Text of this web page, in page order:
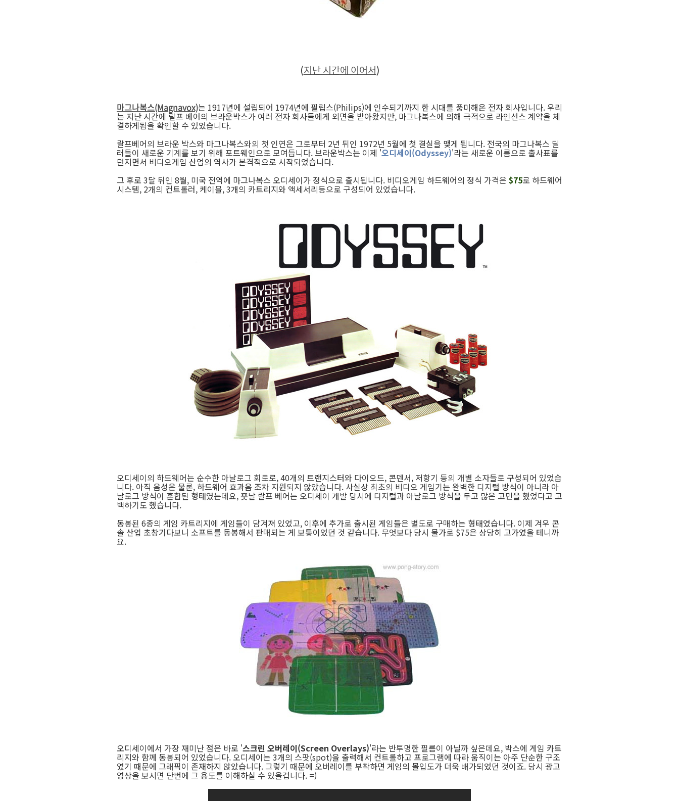
(지난 시간에 이어서)
마그나복스(Magnavox)는 1917년에 설립되어 1974년에 필립스(Philips)에 인수되기까지 한 시대를 풍미해온 전자 회사입니다. 우리
는 지난 시간에 랄프 베어의 브라운박스가 여러 전자 회사들에게 외면을 받아왔지만, 마그나복스에 의해 극적으로 라인선스 계약을 체
결하게됨을 확인할 수 있었습니다.
랄프베어의 브라운 박스와 마그나복스와의 첫 인연은 그로부터 2년 뒤인 1972년 5월에 첫 결실을 맺게 됩니다. 전국의 마그나복스 딜
러들이 새로운 기계를 보기 위해 포트웨인으로 모여듭니다. 브라운박스는 이제 '오디세이(Odyssey)'라는 새로운 이름으로 출사표를
던지면서 비디오게임 산업의 역사가 본격적으로 시작되었습니다.
그 후로 3달 뒤인 8월, 미국 전역에 마그나복스 오디세이가 정식으로 출시됩니다. 비디오게임 하드웨어의 정식 가격은 $75로 하드웨어
시스템, 2개의 컨트롤러, 케이블, 3개의 카트리지와 액세서리등으로 구성되어 있었습니다.
오디세이의 하드웨어는 순수한 아날로그 회로로, 40개의 트랜지스터와 다이오드, 콘덴서, 저항기 등의 개별 소자들로 구성되어 있었습
니다. 아직 음성은 물론, 하드웨어 효과음 조차 지원되지 않았습니다. 사실상 최초의 비디오 게임기는 완벽한 디지털 방식이 아니라 아
날로그 방식이 혼합된 형태였는데요, 훗날 랄프 베어는 오디세이 개발 당시에 디지털과 아날로그 방식을 두고 많은 고민을 했었다고 고
백하기도 했습니다.
동봉된 6종의 게임 카트리지에 게임들이 담겨져 있었고, 이후에 추가로 출시된 게임들은 별도로 구매하는 형태였습니다. 이제 겨우 콘
솔 산업 초창기다보니 소프트를 동봉해서 판매되는 게 보통이었던 것 같습니다. 무엇보다 당시 물가로 $75은 상당히 고가였을 테니까
요.
오디세이에서 가장 재미난 점은 바로 '스크린 오버레이(Screen Overlays)'라는 반투명한 필름이 아닐까 싶은데요, 박스에 게임 카트
리지와 함께 동봉되어 있었습니다. 오디세이는 3개의 스팟(spot)을 출력해서 컨트롤하고 프로그램에 따라 움직이는 아주 단순한 구조
였기 때문에 그래픽이 존재하지 않았습니다. 그렇기 때문에 오버레이를 부착하면 게임의 몰입도가 더욱 배가되었던 것이죠. 당시 광고
영상을 보시면 단번에 그 용도를 이해하실 수 있을겁니다. =)